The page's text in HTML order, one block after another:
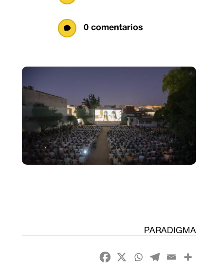
 0 comentarios
PARADIGMA